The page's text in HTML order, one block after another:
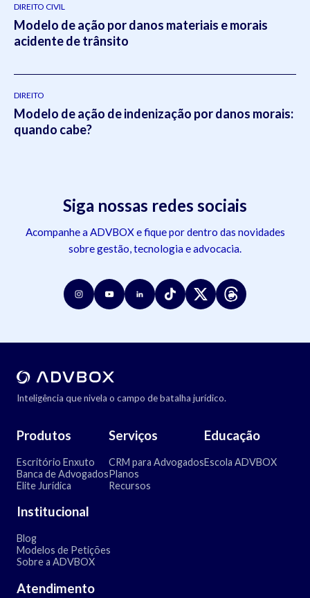
DIREITO CIVIL
Modelo de ação por danos materiais e morais
acidente de trânsito
DIREITO
Modelo de ação de indenização por danos morais:
quando cabe?
Siga nossas redes sociais
Acompanhe a ADVBOX e fique por dentro das novidades
sobre gestão, tecnologia e advocacia.
Inteligência que nivela o campo de batalha jurídico.
Produtos
Escritório Enxuto
Banca de Advogados
Elite Jurídica
Serviços
CRM para Advogados
Planos
Recursos
Educação
Escola ADVBOX
Institucional
Blog
Modelos de Petições
Sobre a ADVBOX
Atendimento